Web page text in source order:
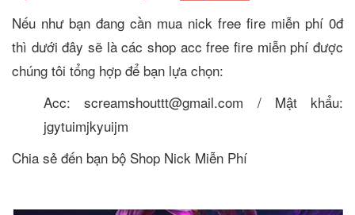
Nếu như bạn đang cần mua nick free fire miễn phí 0đ
thì dưới đây sẽ là các shop acc free fire miễn phí được
chúng tôi tổng hợp để bạn lựa chọn:
Acc: screamshouttt@gmail.com / Mật khẩu:
jgytuimjkyuijm
Chia sẻ đến bạn bộ Shop Nick Miễn Phí